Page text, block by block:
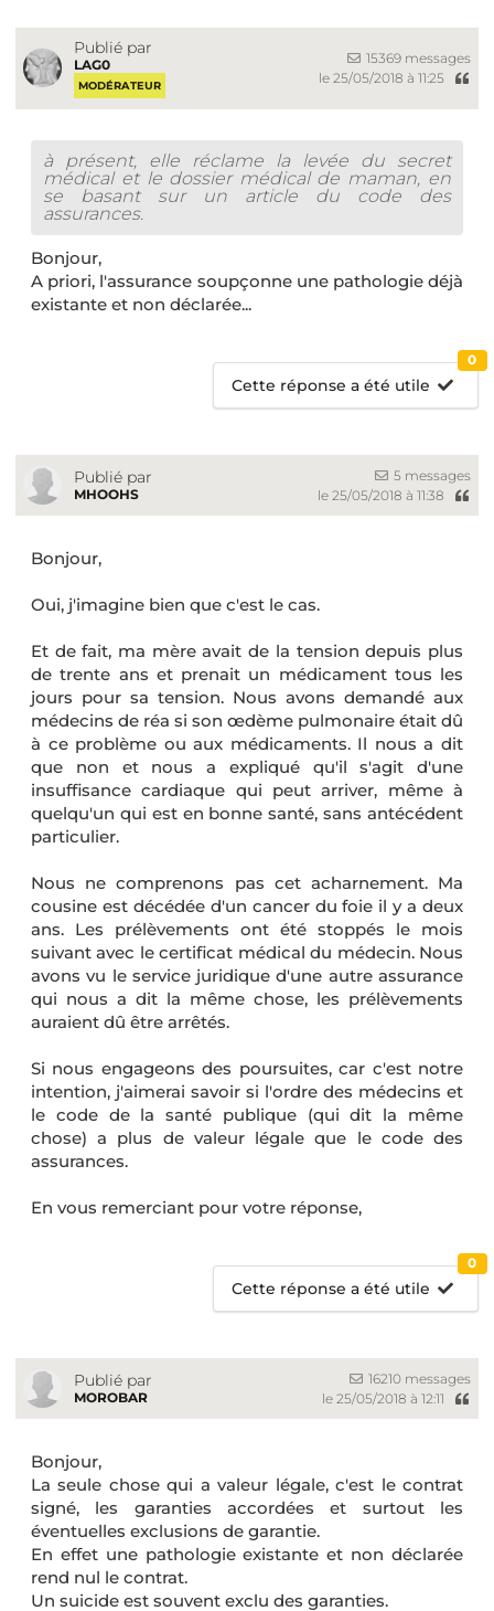
Publié par
LAG0
MODÉRATEUR
15369 messages
le 25/05/2018 à 11:25
à présent, elle réclame la levée du secret
médical et le dossier médical de maman, en
se basant sur un article du code des
assurances.
Bonjour,
A priori, l'assurance soupçonne une pathologie déjà
existante et non déclarée...
Cette réponse a été utile
0
Publié par
MHOOHS
5 messages
le 25/05/2018 à 11:38
Bonjour,
Oui, j'imagine bien que c'est le cas.
Et de fait, ma mère avait de la tension depuis plus
de trente ans et prenait un médicament tous les
jours pour sa tension. Nous avons demandé aux
médecins de réa si son œdème pulmonaire était dû
à ce problème ou aux médicaments. Il nous a dit
que non et nous a expliqué qu'il s'agit d'une
insuffisance cardiaque qui peut arriver, même à
quelqu'un qui est en bonne santé, sans antécédent
particulier.
Nous ne comprenons pas cet acharnement. Ma
cousine est décédée d'un cancer du foie il y a deux
ans. Les prélèvements ont été stoppés le mois
suivant avec le certificat médical du médecin. Nous
avons vu le service juridique d'une autre assurance
qui nous a dit la même chose, les prélèvements
auraient dû être arrêtés.
Si nous engageons des poursuites, car c'est notre
intention, j'aimerai savoir si l'ordre des médecins et
le code de la santé publique (qui dit la même
chose) a plus de valeur légale que le code des
assurances.
En vous remerciant pour votre réponse,
Cette réponse a été utile
0
Publié par
MOROBAR
16210 messages
le 25/05/2018 à 12:11
Bonjour,
La seule chose qui a valeur légale, c'est le contrat
signé, les garanties accordées et surtout les
éventuelles exclusions de garantie.
En effet une pathologie existante et non déclarée
rend nul le contrat.
Un suicide est souvent exclu des garanties.